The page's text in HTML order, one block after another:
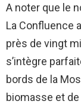
A noter que le
La Confluence
près de vingt
s’intègre
bords de la
biomasse et